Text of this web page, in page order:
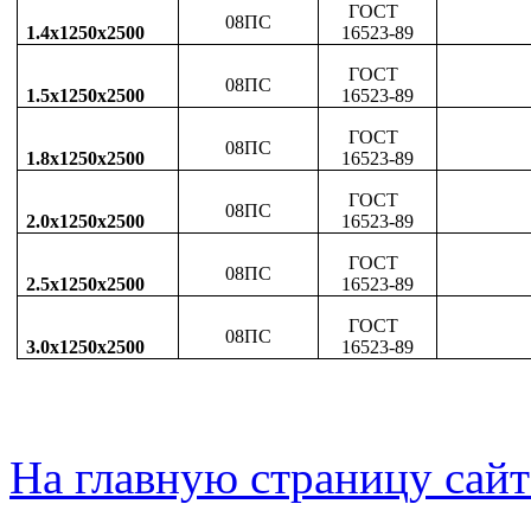
1.4х1250х2500
08ПС
ГОСТ
16523-89
1.5х1250х2500
08ПС
ГОСТ
16523-89
1.8х1250х2500
08ПС
ГОСТ
16523-89
2.0х1250х2500
08ПС
ГОСТ
16523-89
2.5х1250х2500
08ПС
ГОСТ
16523-89
3.0х1250х2500
08ПС
ГОСТ
16523-89
На главную страницу